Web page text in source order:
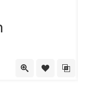
Quick ViewToevoegen